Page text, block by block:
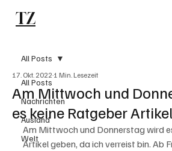
TZ
All Posts
Nachrichten
Ausland
Welt
All Posts
Am Mittwoch und
es keine Ratgeber
17. Okt. 2022 1 Min. Lesezeit
Am Mittwoch und Donnerstag wird
Artikel geben, da ich verreist bin. Ab